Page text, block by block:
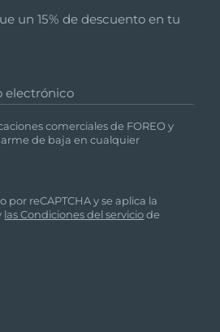
un 15% de descuento en tu
electrónico
comerciales de FOREO y
de baja en cualquier
por reCAPTCHA y se aplica la
las Condiciones del serviciode